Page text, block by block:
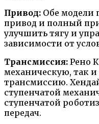
Привод: Обе модели
привод и полный
улучшить тягу и
зависимости от
Трансмиссия: Рено
механическую, так
трансмиссию.
ступенчатой
ступенчатой
передач.